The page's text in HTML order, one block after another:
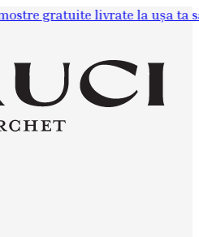
livrate la ușa ta sau la